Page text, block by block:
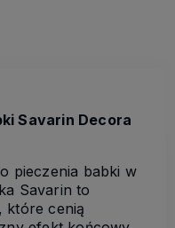
Savarin Decora
pieczenia babki w
Savarin to
które cenią